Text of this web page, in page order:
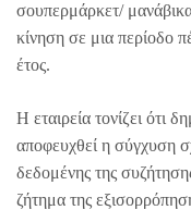
σουπερμάρκετ/
κίνηση σε μια περίοδο
έτος.
Η εταιρεία τονίζει ότι
αποφευχθεί η σύγχυση
δεδομένης της
ζήτημα της